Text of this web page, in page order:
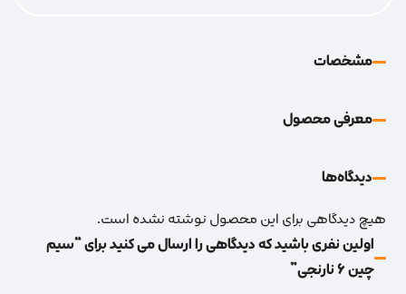
مشخصات
معرفی محصول
دیدگاه‌‌ها
هیچ دیدگاهی برای این محصول نوشته نشده است.
اولین نفری باشید که دیدگاهی را ارسال می کنید برای “سیم
چین 6 نارنجی”